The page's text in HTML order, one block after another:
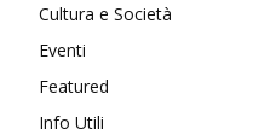
Cultura e Società
Eventi
Featured
Info Utili